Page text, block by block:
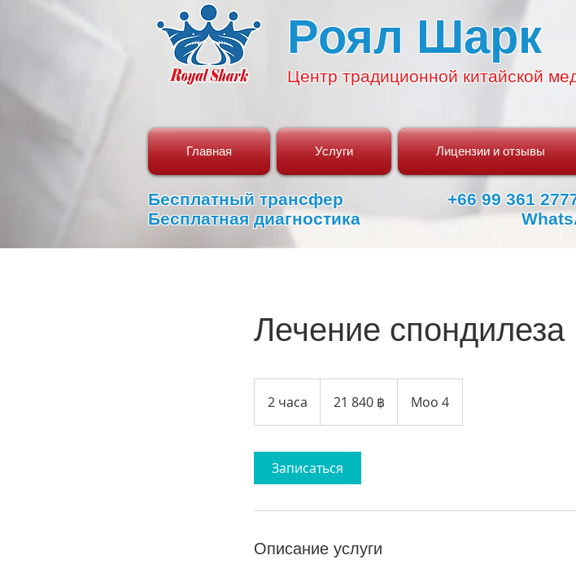
Роял Шарк
Центр традиционной китайской
Главная Услуги Лицензии и отзывы
Бесплатный трансфер
Бесплатная диагностика
+66 99 361
Лечение спондилеза
2 часа
ч
а
батов21 840 ฿ Moo 4
Записаться
Описание услуги